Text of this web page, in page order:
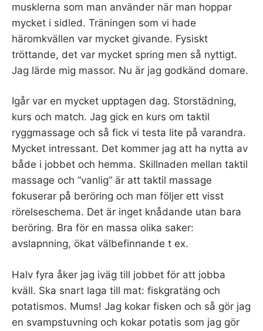
musklerna som man använder när man hoppar
mycket i sidled. Träningen som vi hade
häromkvällen var mycket givande. Fysiskt
tröttande, det var mycket spring men så nyttigt.
Jag lärde mig massor. Nu är jag godkänd domare.
Igår var en mycket upptagen dag. Storstädning,
kurs och match. Jag gick en kurs om taktil
ryggmassage och så fick vi testa lite på varandra.
Mycket intressant. Det kommer jag att ha nytta av
både i jobbet och hemma. Skillnaden mellan taktil
massage och ”vanlig” är att taktil massage
fokuserar på beröring och man följer ett visst
rörelseschema. Det är inget knådande utan bara
beröring. Bra för en massa olika saker:
avslapnning, ökat välbefinnande t ex.
Halv fyra åker jag iväg till jobbet för att jobba
kväll. Ska snart laga till mat: fiskgratäng och
potatismos. Mums! Jag kokar fisken och så gör jag
en svampstuvning och kokar potatis som jag gör